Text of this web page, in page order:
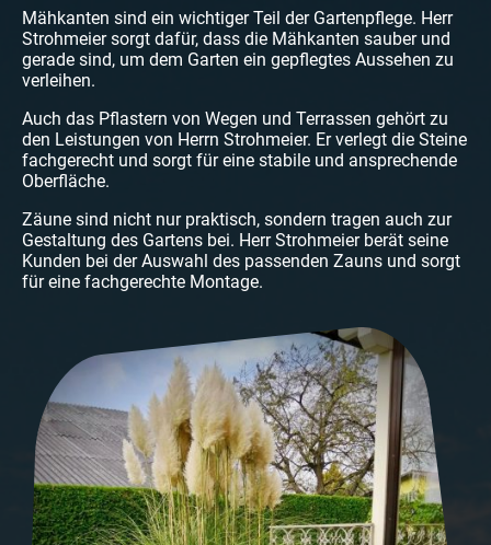
Mähkanten sind ein wichtiger Teil der Gartenpflege. Herr
Strohmeier sorgt dafür, dass die Mähkanten sauber und
gerade sind, um dem Garten ein gepflegtes Aussehen zu
verleihen.
Auch das Pflastern von Wegen und Terrassen gehört zu
den Leistungen von Herrn Strohmeier. Er verlegt die Steine
fachgerecht und sorgt für eine stabile und ansprechende
Oberfläche.
Zäune sind nicht nur praktisch, sondern tragen auch zur
Gestaltung des Gartens bei. Herr Strohmeier berät seine
Kunden bei der Auswahl des passenden Zauns und sorgt
für eine fachgerechte Montage.